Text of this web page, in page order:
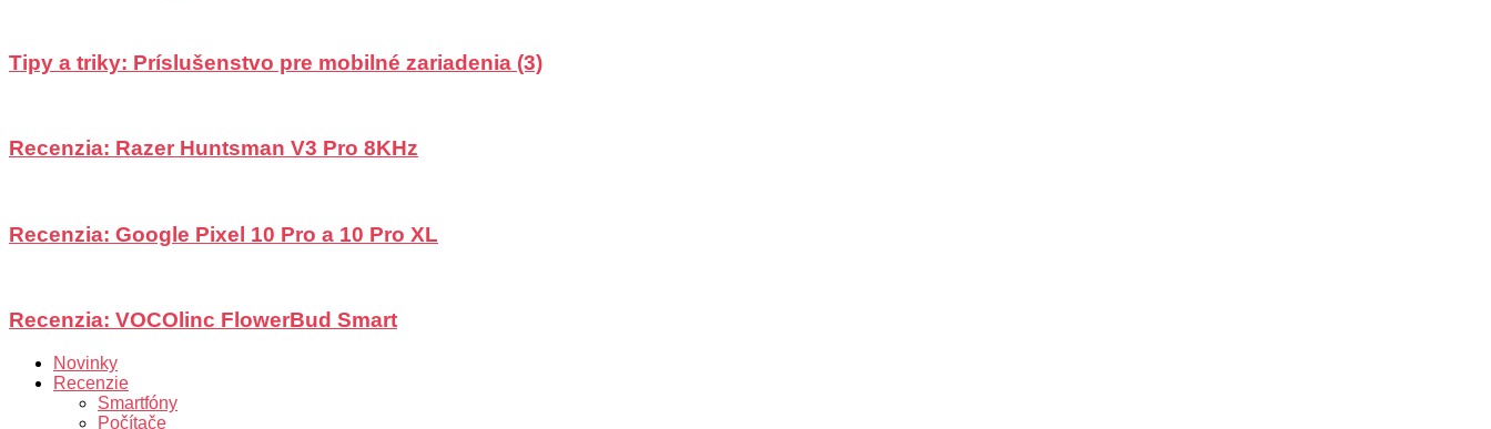
Tipy a triky: Príslušenstvo pre mobilné zariadenia (3)
Recenzia: Razer Huntsman V3 Pro 8KHz
Recenzia: Google Pixel 10 Pro a 10 Pro XL
Recenzia: VOCOlinc FlowerBud Smart
Novinky
Recenzie
Smartfóny
Počítače